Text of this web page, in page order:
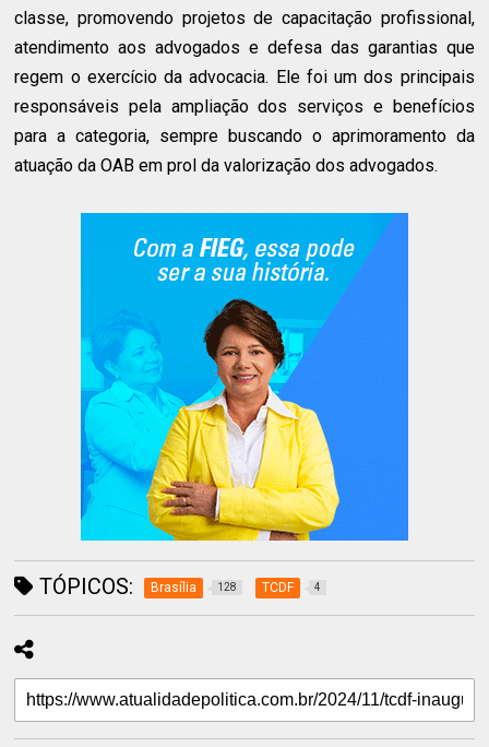
classe, promovendo projetos de capacitação profissional,
atendimento aos advogados e defesa das garantias que
regem o exercício da advocacia. Ele foi um dos principais
responsáveis pela ampliação dos serviços e benefícios
para a categoria, sempre buscando o aprimoramento da
atuação da OAB em prol da valorização dos advogados.
TÓPICOS: Brasília 128 TCDF 4